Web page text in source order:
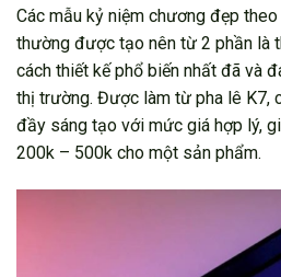
Các mẫu kỷ niệm chương đẹp
thường được tạo nên từ 2 phần là
cách thiết kế phổ biến nhất đã và
thị trường. Được làm từ pha lê K7,
đầy sáng tạo với mức giá hợp lý,
200k – 500k cho một sản phẩm.